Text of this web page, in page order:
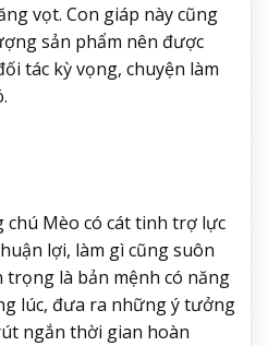
vọt. Con giáp này cũng
sản phẩm nên được
tác kỳ vọng, chuyện làm
Mèo có cát tinh trợ lực
lợi, làm gì cũng suôn
trọng là bản mệnh có năng
lúc, đưa ra những ý tưởng
ngắn thời gian hoàn